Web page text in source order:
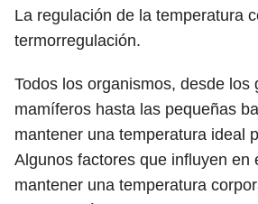
La regulación de la temperatura
termorregulación.
Todos los organismos, desde los
mamíferos hasta las pequeñas
mantener una temperatura ideal
Algunos factores que influyen en
mantener una temperatura